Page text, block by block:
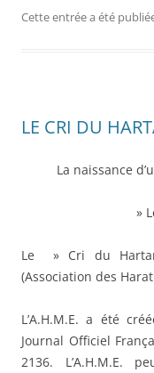
Cette entrée a été
LE CRI DU
La naissance
»
Le » Cri du
(Association des
L’A.H.M.E. a été
Journal Officiel
2136. L’A.H.M.E.